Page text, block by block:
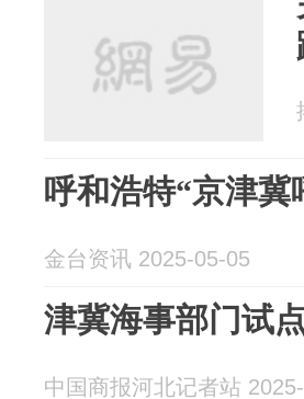
呼和浩特“京津冀
金台资讯 2025-05-05
津冀海事部门试
中国商报河北记者站